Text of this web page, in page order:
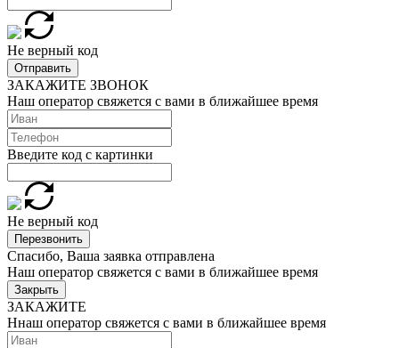
Не верный код
Отправить
ЗАКАЖИТЕ ЗВОНОК
Наш оператор свяжется с вами в ближайшее время
Введите код с картинки
Не верный код
Перезвонить
Спасибо, Ваша заявка отправлена
Наш оператор свяжется с вами в ближайшее время
Закрыть
ЗАКАЖИТЕ
Ннаш оператор свяжется с вами в ближайшее время